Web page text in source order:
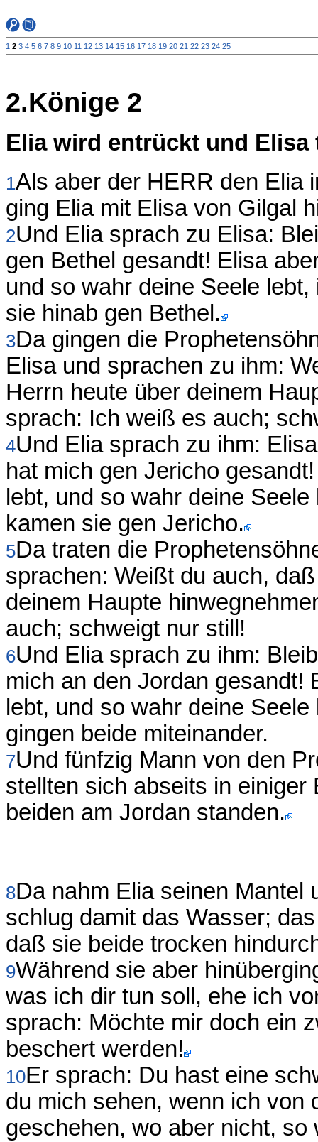
1 2 3 4 5 6 7 8 9 10 11 12 13 14 15 16 17 18 19 20 21 22 23 24 25
2.Könige 2
Elia wird entrückt und
1Als aber der HERR den Elia
ging Elia mit Elisa von Gilgal
2Und Elia sprach zu Elisa:
gen Bethel gesandt! Elisa
und so wahr deine Seele
sie hinab gen Bethel.
3Da gingen die
Elisa und sprachen zu ihm:
Herrn heute über deinem
sprach: Ich weiß es auch;
4Und Elia sprach zu ihm:
hat mich gen Jericho
lebt, und so wahr deine
kamen sie gen Jericho.
5Da traten die
sprachen: Weißt du auch,
deinem Haupte
auch; schweigt nur still!
6Und Elia sprach zu ihm:
mich an den Jordan gesandt!
lebt, und so wahr deine
gingen beide miteinander.
7Und fünfzig Mann von den
stellten sich abseits in
beiden am Jordan standen.
8Da nahm Elia seinen Mantel
schlug damit das Wasser;
daß sie beide trocken
9Während sie aber
was ich dir tun soll, ehe ich
sprach: Möchte mir doch ein
beschert werden!
10Er sprach: Du hast eine
du mich sehen, wenn ich von
geschehen, wo aber nicht, so